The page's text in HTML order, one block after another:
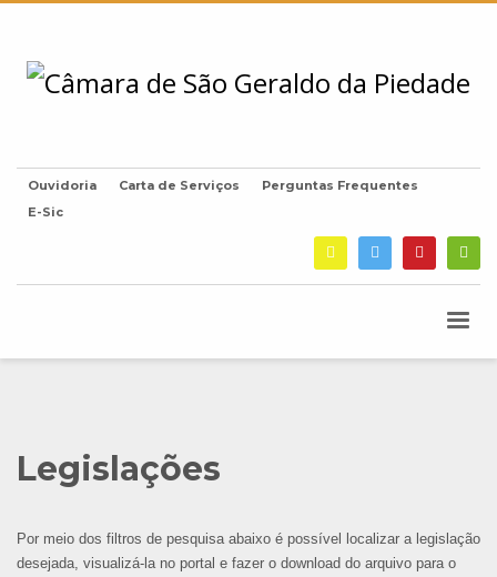
Ouvidoria Carta de Serviços
Perguntas Frequentes
E-Sic
Legislações
Por meio dos filtros de pesquisa abaixo é possível localizar a legislação
desejada, visualizá-la no portal e fazer o download do arquivo para o